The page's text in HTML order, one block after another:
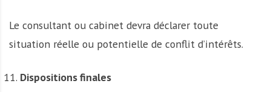
Le consultant ou cabinet devra déclarer toute
situation réelle ou potentielle de conflit d’intérêts.
Dispositions finales